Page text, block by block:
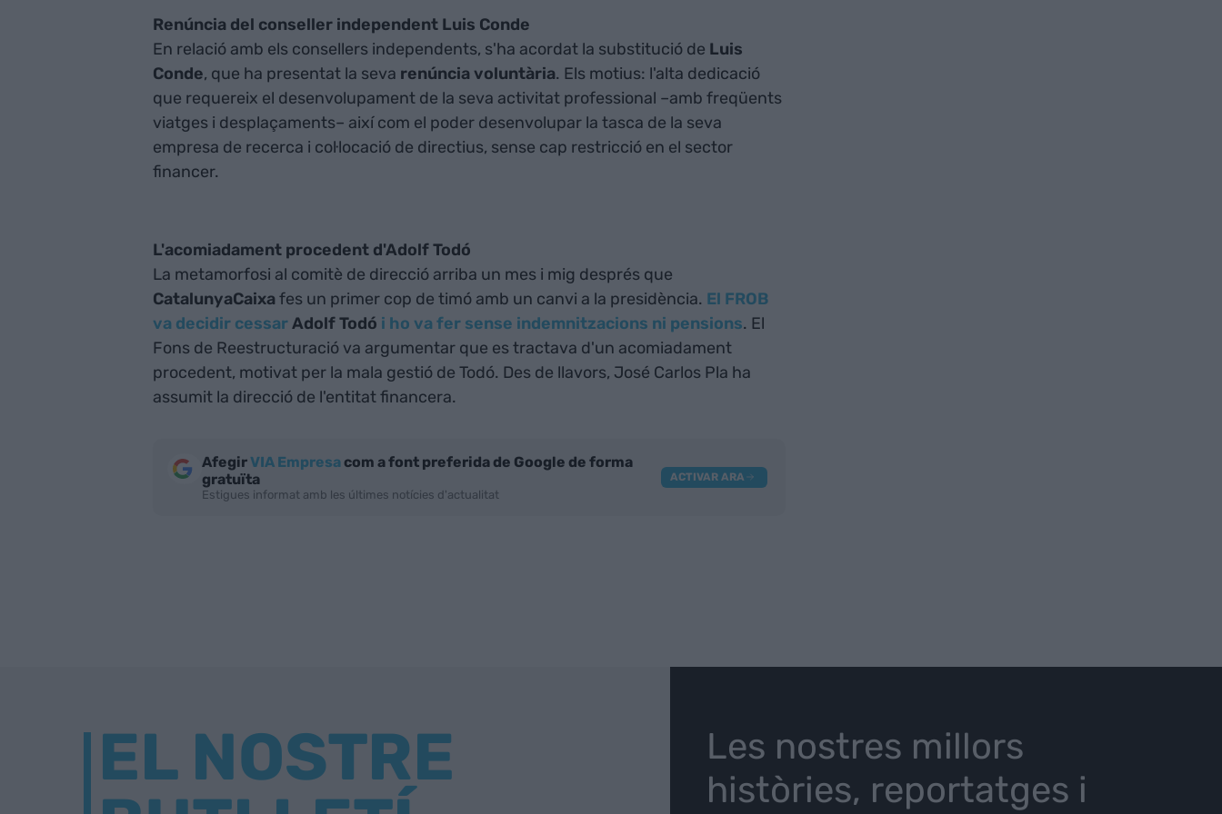
Renúncia del conseller independent Luis Conde
En relació amb els consellers independents, s'ha acordat la substitució de Luis
Conde, que ha presentat la seva renúncia voluntària. Els motius: l'alta dedicació
que requereix el desenvolupament de la seva activitat professional –amb freqüents
viatges i desplaçaments– així com el poder desenvolupar la tasca de la seva
empresa de recerca i col·locació de directius, sense cap restricció en el sector
financer.
L'acomiadament procedent d'Adolf Todó
La metamorfosi al comitè de direcció arriba un mes i mig després que
CatalunyaCaixafes un primer cop de timó amb un canvi a la presidència. El FROB
va decidir cessarAdolf Todó i ho va fer sense indemnitzacions ni pensions. El
Fons de Reestructuració va argumentar que es tractava d'un acomiadament
procedent, motivat per la mala gestió de Todó. Des de llavors, José Carlos Pla ha
assumit la direcció de l'entitat financera.
AfegirVIA Empresacom a font preferida de Google de forma
gratuïta
Estigues informat amb les últimes notícies d'actualitat
ACTIVAR ARA
EL NOSTRE
Les nostres millors
històries, reportatges i